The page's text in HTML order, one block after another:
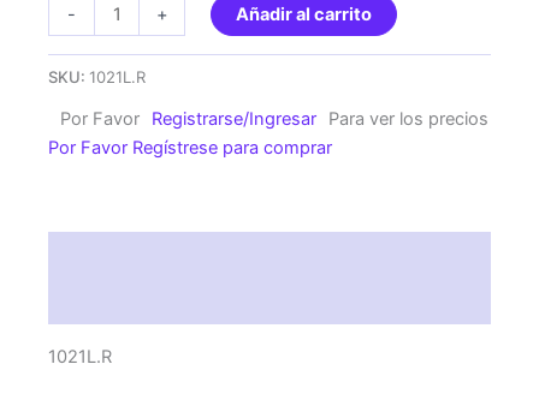
-
cantidad
+ Añadir al carrito
SKU: 1021L.R
Por Favor Registrarse/Ingresar
Para ver los precios
Por Favor Regístrese para comprar
1021L.R